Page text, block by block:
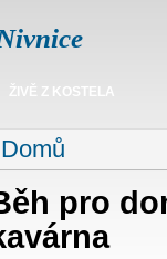
ŽIVĚ Z KOSTELA
Domů
pro